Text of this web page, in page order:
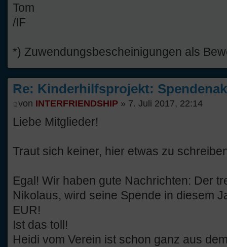
Tom
/IF
*) Zuwendungsbescheinigungen als
Re: Kinderhilfsprojekt:
von INTERFRIENDSHIP » 7. Juli 2017, 22:14
Liebe Mitglieder!
Traut sich keiner, hier etwas zu
Egal! Wir haben gute Nachrichten: Der
Nikolaus, wird seine Spende in diesem
EUR!
Ist das toll!
Heidi vom Verein ist schon ganz aus